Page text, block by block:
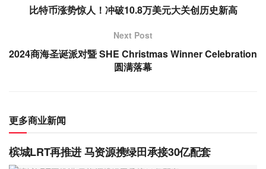
比特币涨势惊人！冲破10.8万美元大关创历史新高
Next Post
2024商海圣诞派对暨 SHE Christmas Winner Celebration
圆满落幕
更多商业新闻
槟城LRT再推进 马资源携绿田承接30亿配套